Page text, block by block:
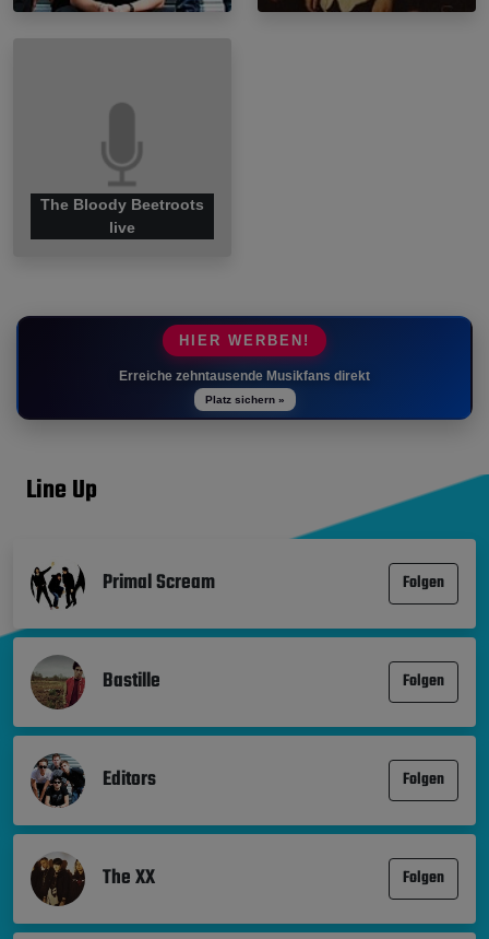
The Bloody Beetroots
live
HIER WERBEN!
Erreiche zehntausende Musikfans direkt
Platz sichern »
Line Up
Primal Scream Folgen
Bastille Folgen
Editors Folgen
The XX Folgen